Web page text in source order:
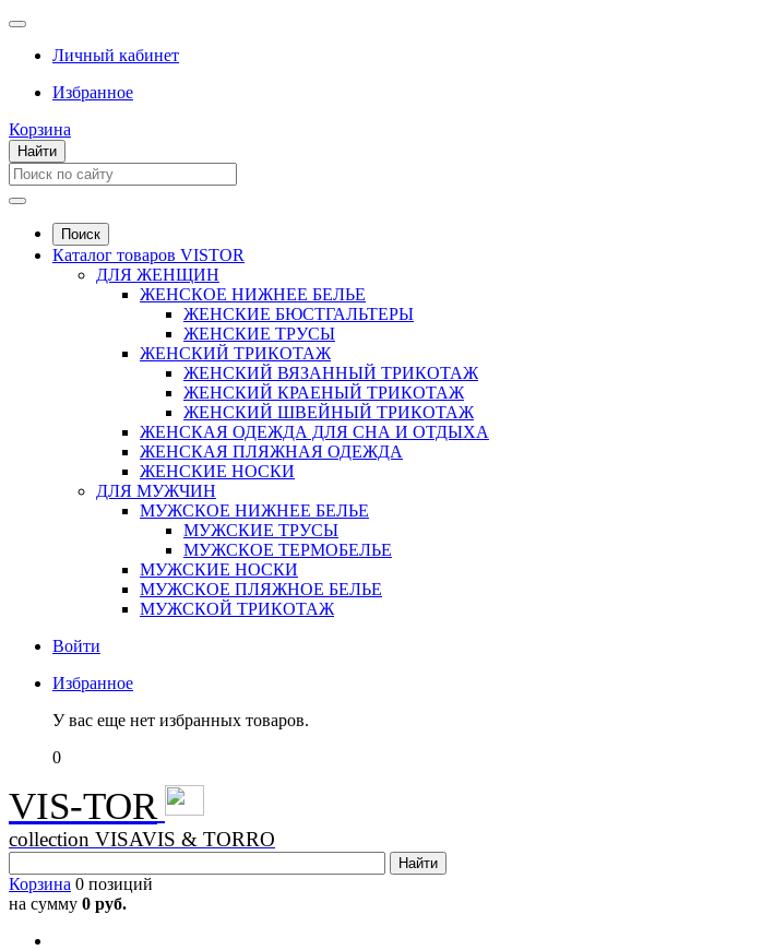
Личный кабинет
Избранное
Корзина
Найти
Поиск
Каталог товаров VISTOR
ДЛЯ ЖЕНЩИН
ЖЕНСКОЕ НИЖНЕЕ БЕЛЬЕ
ЖЕНСКИЕ БЮСТГАЛЬТЕРЫ
ЖЕНСКИЕ ТРУСЫ
ЖЕНСКИЙ ТРИКОТАЖ
ЖЕНСКИЙ ВЯЗАННЫЙ ТРИКОТАЖ
ЖЕНСКИЙ КРАЕНЫЙ ТРИКОТАЖ
ЖЕНСКИЙ ШВЕЙНЫЙ ТРИКОТАЖ
ЖЕНСКАЯ ОДЕЖДА ДЛЯ СНА И ОТДЫХА
ЖЕНСКАЯ ПЛЯЖНАЯ ОДЕЖДА
ЖЕНСКИЕ НОСКИ
ДЛЯ МУЖЧИН
МУЖСКОЕ НИЖНЕЕ БЕЛЬЕ
МУЖСКИЕ ТРУСЫ
МУЖСКОЕ ТЕРМОБЕЛЬЕ
МУЖСКИЕ НОСКИ
МУЖСКОЕ ПЛЯЖНОЕ БЕЛЬЕ
МУЖСКОЙ ТРИКОТАЖ
Войти
Избранное
У вас еще нет избранных товаров.
0
VIS-TOR
collection VISAVIS & TORRO
Корзина 0 позиций
на сумму 0 руб.